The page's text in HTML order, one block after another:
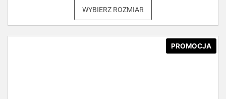
WYBIERZ ROZMIAR
PROMOCJA